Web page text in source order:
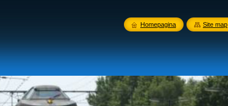
Homepagina Site map